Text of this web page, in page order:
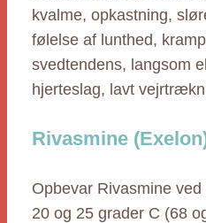
kvalme, opkastning,
følelse af lunthed,
svedtendens, langsom
hjerteslag, lavt
Rivasmine
Opbevar Rivasmine
20 og 25 grader C (68